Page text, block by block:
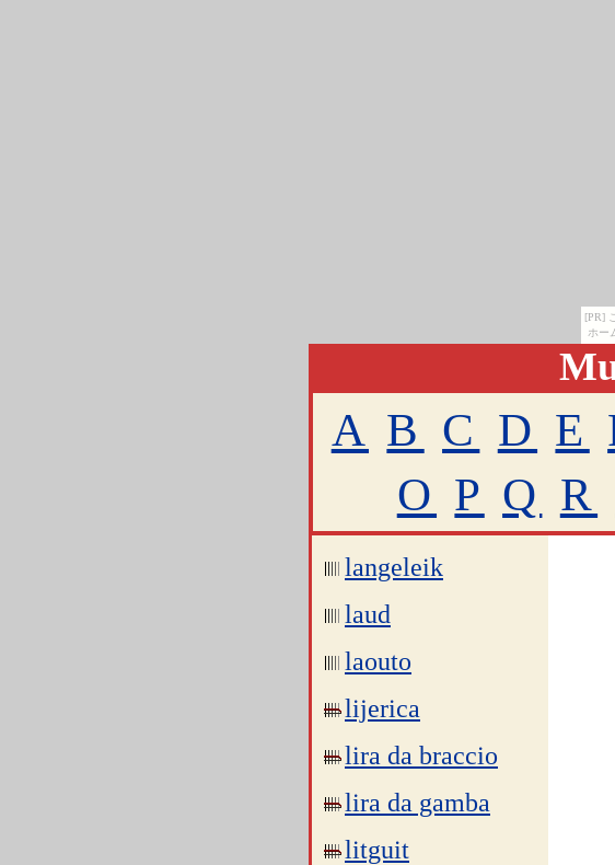
[PR]
ホー
A B C D E
O P Q R
langeleik
laud
laouto
lijerica
lira da braccio
lira da gamba
litguit